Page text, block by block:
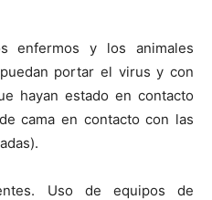
enfermos y los animales
portar el virus y con
hayan estado en contacto
cama en contacto con las
Uso de equipos de